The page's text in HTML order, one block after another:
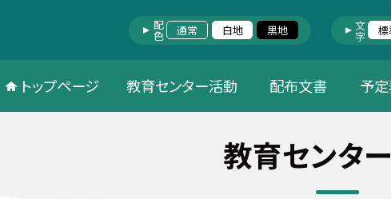
配色 通常 白地 黒地 文字
トップページ 教育センター活動 配布文書 予
教育センタ